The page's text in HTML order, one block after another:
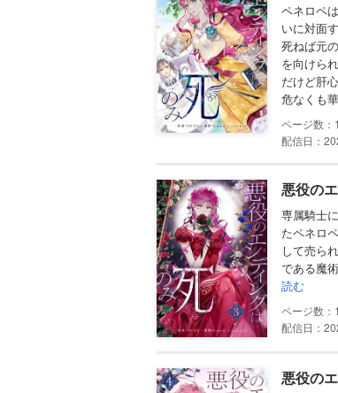
ペネロペ
いに対面す
死ねば元
を向けら
だけど肝
危なくも
配信日：
悪役の
専属騎士
たペネロ
して売ら
である魔
読む
配信日：
悪役の